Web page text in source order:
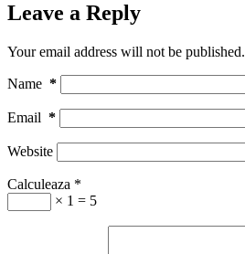
Leave a Reply
Your email address will not be published.
Name *
Email *
Website
Calculeaza *
× 1 = 5